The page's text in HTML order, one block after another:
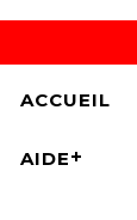
ACCUEIL
AIDE